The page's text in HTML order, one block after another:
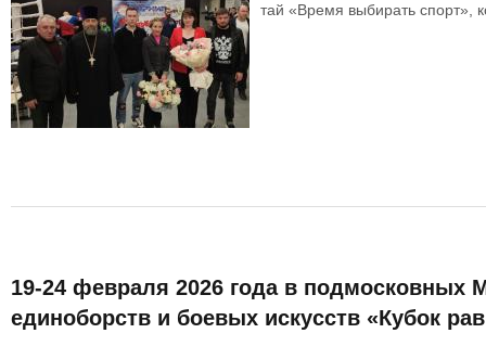
тай «Время выбирать спорт»,
19-24 февраля 2026 года в
единоборств и боевых искусств «Кубок